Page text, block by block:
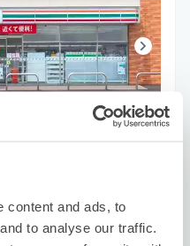
content and ads, to
to analyse our traffic.